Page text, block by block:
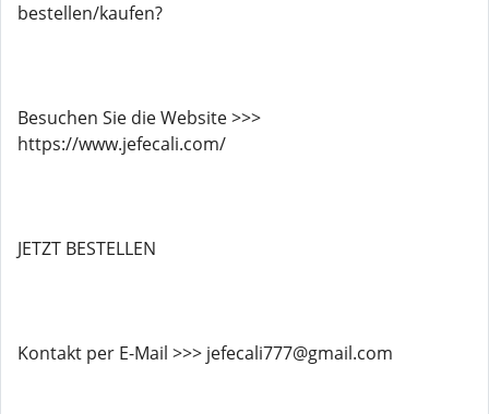
bestellen/kaufen?
Besuchen Sie die Website >>>
https://www.jefecali.com/
JETZT BESTELLEN
Kontakt per E-Mail >>> jefecali777@gmail.com